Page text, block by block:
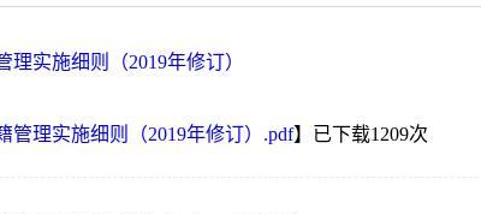
实施细则（2019年修订）
管理实施细则（2019年修订）.pdf】已下载1209次